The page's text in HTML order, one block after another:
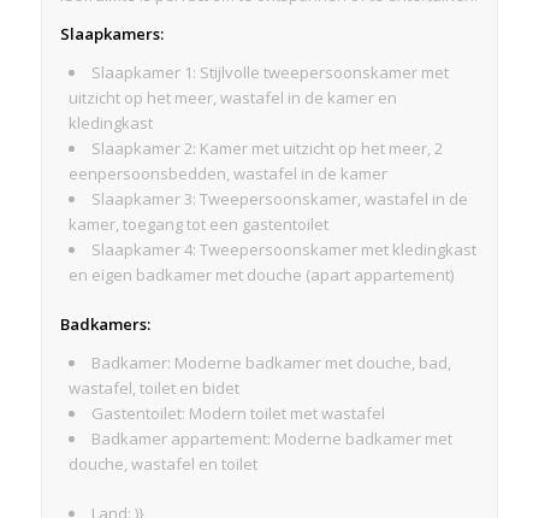
Slaapkamers:
Slaapkamer 1: Stijlvolle tweepersoonskamer met
uitzicht op het meer, wastafel in de kamer en
kledingkast
Slaapkamer 2: Kamer met uitzicht op het meer, 2
eenpersoonsbedden, wastafel in de kamer
Slaapkamer 3: Tweepersoonskamer, wastafel in de
kamer, toegang tot een gastentoilet
Slaapkamer 4: Tweepersoonskamer met kledingkast
en eigen badkamer met douche (apart appartement)
Badkamers:
Badkamer: Moderne badkamer met douche, bad,
wastafel, toilet en bidet
Gastentoilet: Modern toilet met wastafel
Badkamer appartement: Moderne badkamer met
douche, wastafel en toilet
Land: )}